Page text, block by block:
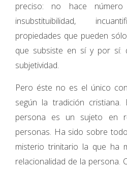
preciso: no hace
insubstituibilidad,
propiedades que pueden
que subsiste en sí y por sí:
subjetividad.
Pero éste no es el único
según la tradición cristiana.
persona es un sujeto en
personas. Ha sido sobre
misterio trinitario la que ha
relacionalidad de la persona.